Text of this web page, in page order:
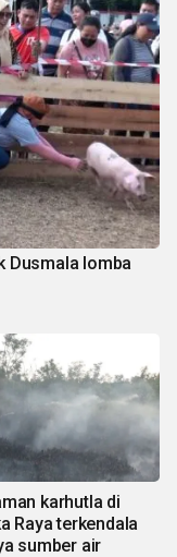
Dusmala lomba
karhutla di
Raya terkendala
sumber air